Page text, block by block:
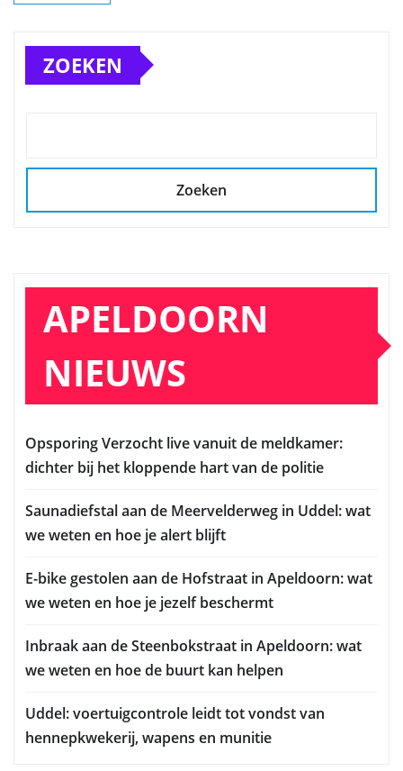
ZOEKEN
Zoeken
APELDOORN
NIEUWS
Opsporing Verzocht live vanuit de meldkamer:
dichter bij het kloppende hart van de politie
Saunadiefstal aan de Meervelderweg in Uddel: wat
we weten en hoe je alert blijft
E-bike gestolen aan de Hofstraat in Apeldoorn: wat
we weten en hoe je jezelf beschermt
Inbraak aan de Steenbokstraat in Apeldoorn: wat
we weten en hoe de buurt kan helpen
Uddel: voertuigcontrole leidt tot vondst van
hennepkwekerij, wapens en munitie